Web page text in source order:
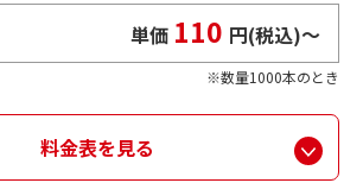
単価 110 円(税込)〜
数量1000本のとき
料金表を見る